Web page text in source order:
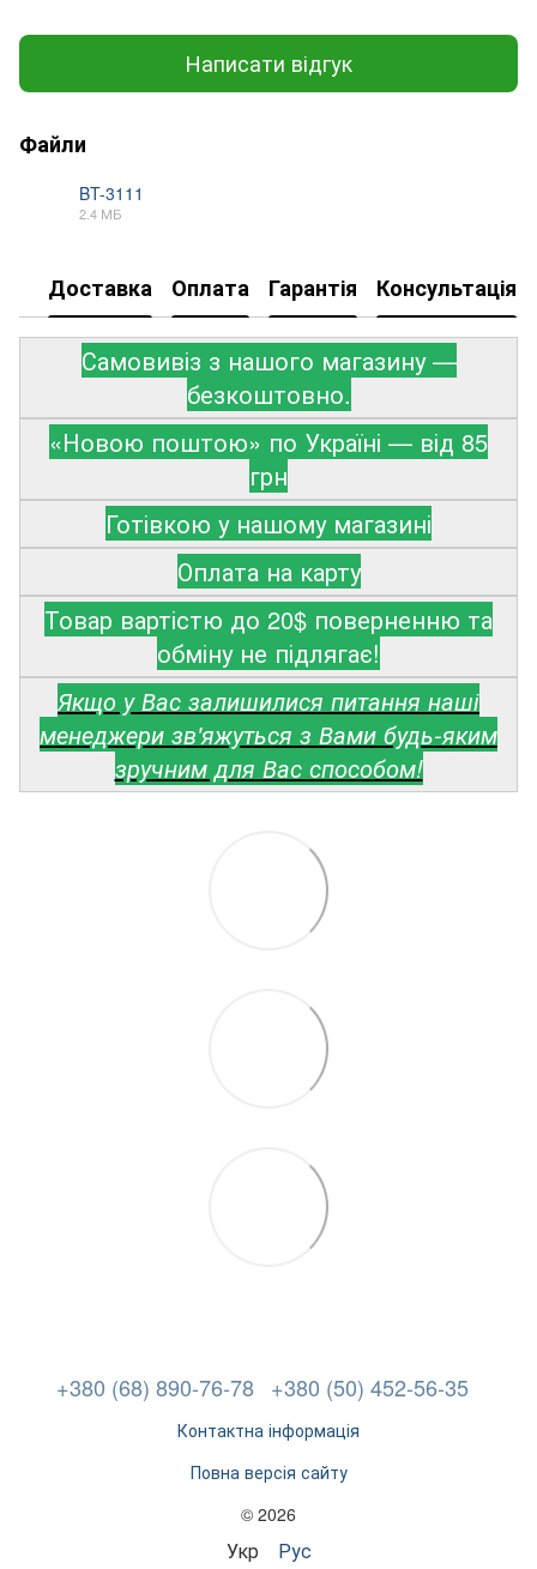
Написати відгук
Файли
BT-3111
2.4 МБ
Доставка Оплата Гарантія Консультація
Самовивіз з нашого магазину —
безкоштовно.
«Новою поштою» по Україні — від 85
грн
Готівкою у нашому магазині
Оплата на карту
Товар вартістю до 20$ поверненню та
обміну не підлягає!
Якщо у Вас залишилися питання наші
менеджери зв'яжуться з Вами будь-яким
зручним для Вас способом!
+380 (68) 890-76-78 +380 (50) 452-56-35
Контактна інформація
Повна версія сайту
© 2026
Укр Рус